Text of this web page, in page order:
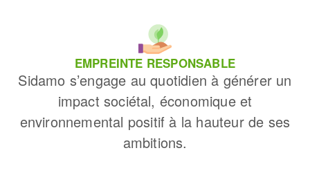
EMPREINTE RESPONSABLE
Sidamo s’engage au quotidien à générer un
impact sociétal, économique et
environnemental positif à la hauteur de ses
ambitions.